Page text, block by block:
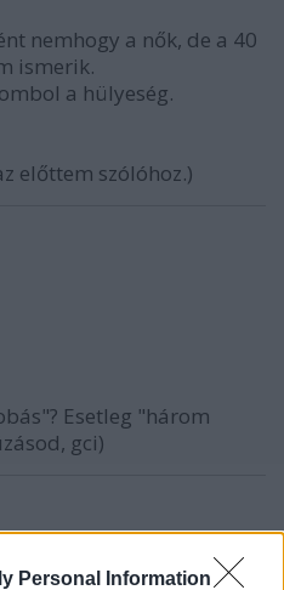
Personal Information
nemhogy a nők, de a 40
ismerik.
a hülyeség.
előttem szólóhoz.)
Esetleg "három
gci)